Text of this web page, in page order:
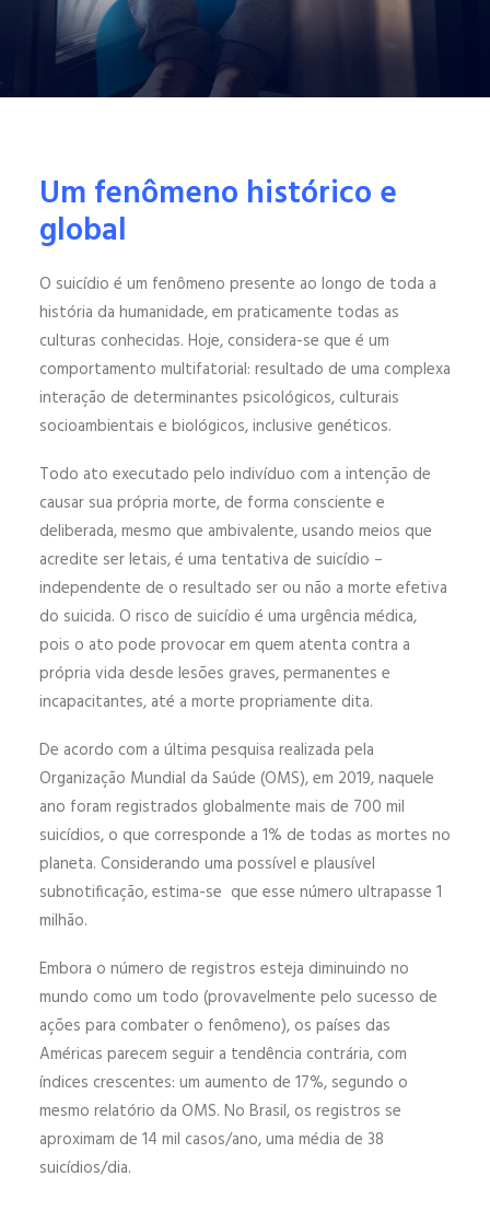
ENGLISH
Um fenômeno histórico e
global
O suicídio é um fenômeno presente ao longo de toda a
história da humanidade, em praticamente todas as
culturas conhecidas. Hoje, considera-se que é um
comportamento multifatorial: resultado de uma complexa
interação de determinantes psicológicos, culturais
socioambientais e biológicos, inclusive genéticos.
Todo ato executado pelo indivíduo com a intenção de
causar sua própria morte, de forma consciente e
deliberada, mesmo que ambivalente, usando meios que
acredite ser letais, é uma tentativa de suicídio –
independente de o resultado ser ou não a morte efetiva
do suicida. O risco de suicídio é uma urgência médica,
pois o ato pode provocar em quem atenta contra a
própria vida desde lesões graves, permanentes e
incapacitantes, até a morte propriamente dita.
De acordo com a última pesquisa realizada pela
Organização Mundial da Saúde (OMS), em 2019, naquele
ano foram registrados globalmente mais de 700 mil
suicídios, o que corresponde a 1% de todas as mortes no
planeta. Considerando uma possível e plausível
subnotificação, estima-se que esse número ultrapasse 1
milhão.
Embora o número de registros esteja diminuindo no
mundo como um todo (provavelmente pelo sucesso de
ações para combater o fenômeno), os países das
Américas parecem seguir a tendência contrária, com
índices crescentes: um aumento de 17%, segundo o
mesmo relatório da OMS. No Brasil, os registros se
aproximam de 14 mil casos/ano, uma média de 38
suicídios/dia.